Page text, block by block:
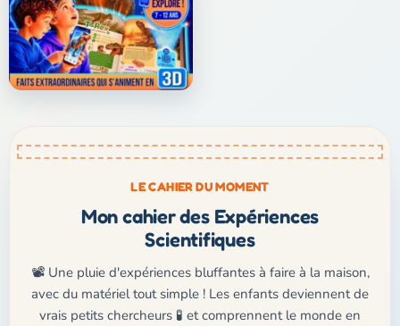
LE CAHIER DU MOMENT
Mon cahier des Expériences
Scientifiques
📽️ Une pluie d'expériences bluffantes à faire à la maison,
avec du matériel tout simple ! Les enfants deviennent de
vrais petits chercheurs 🧪 et comprennent le monde en